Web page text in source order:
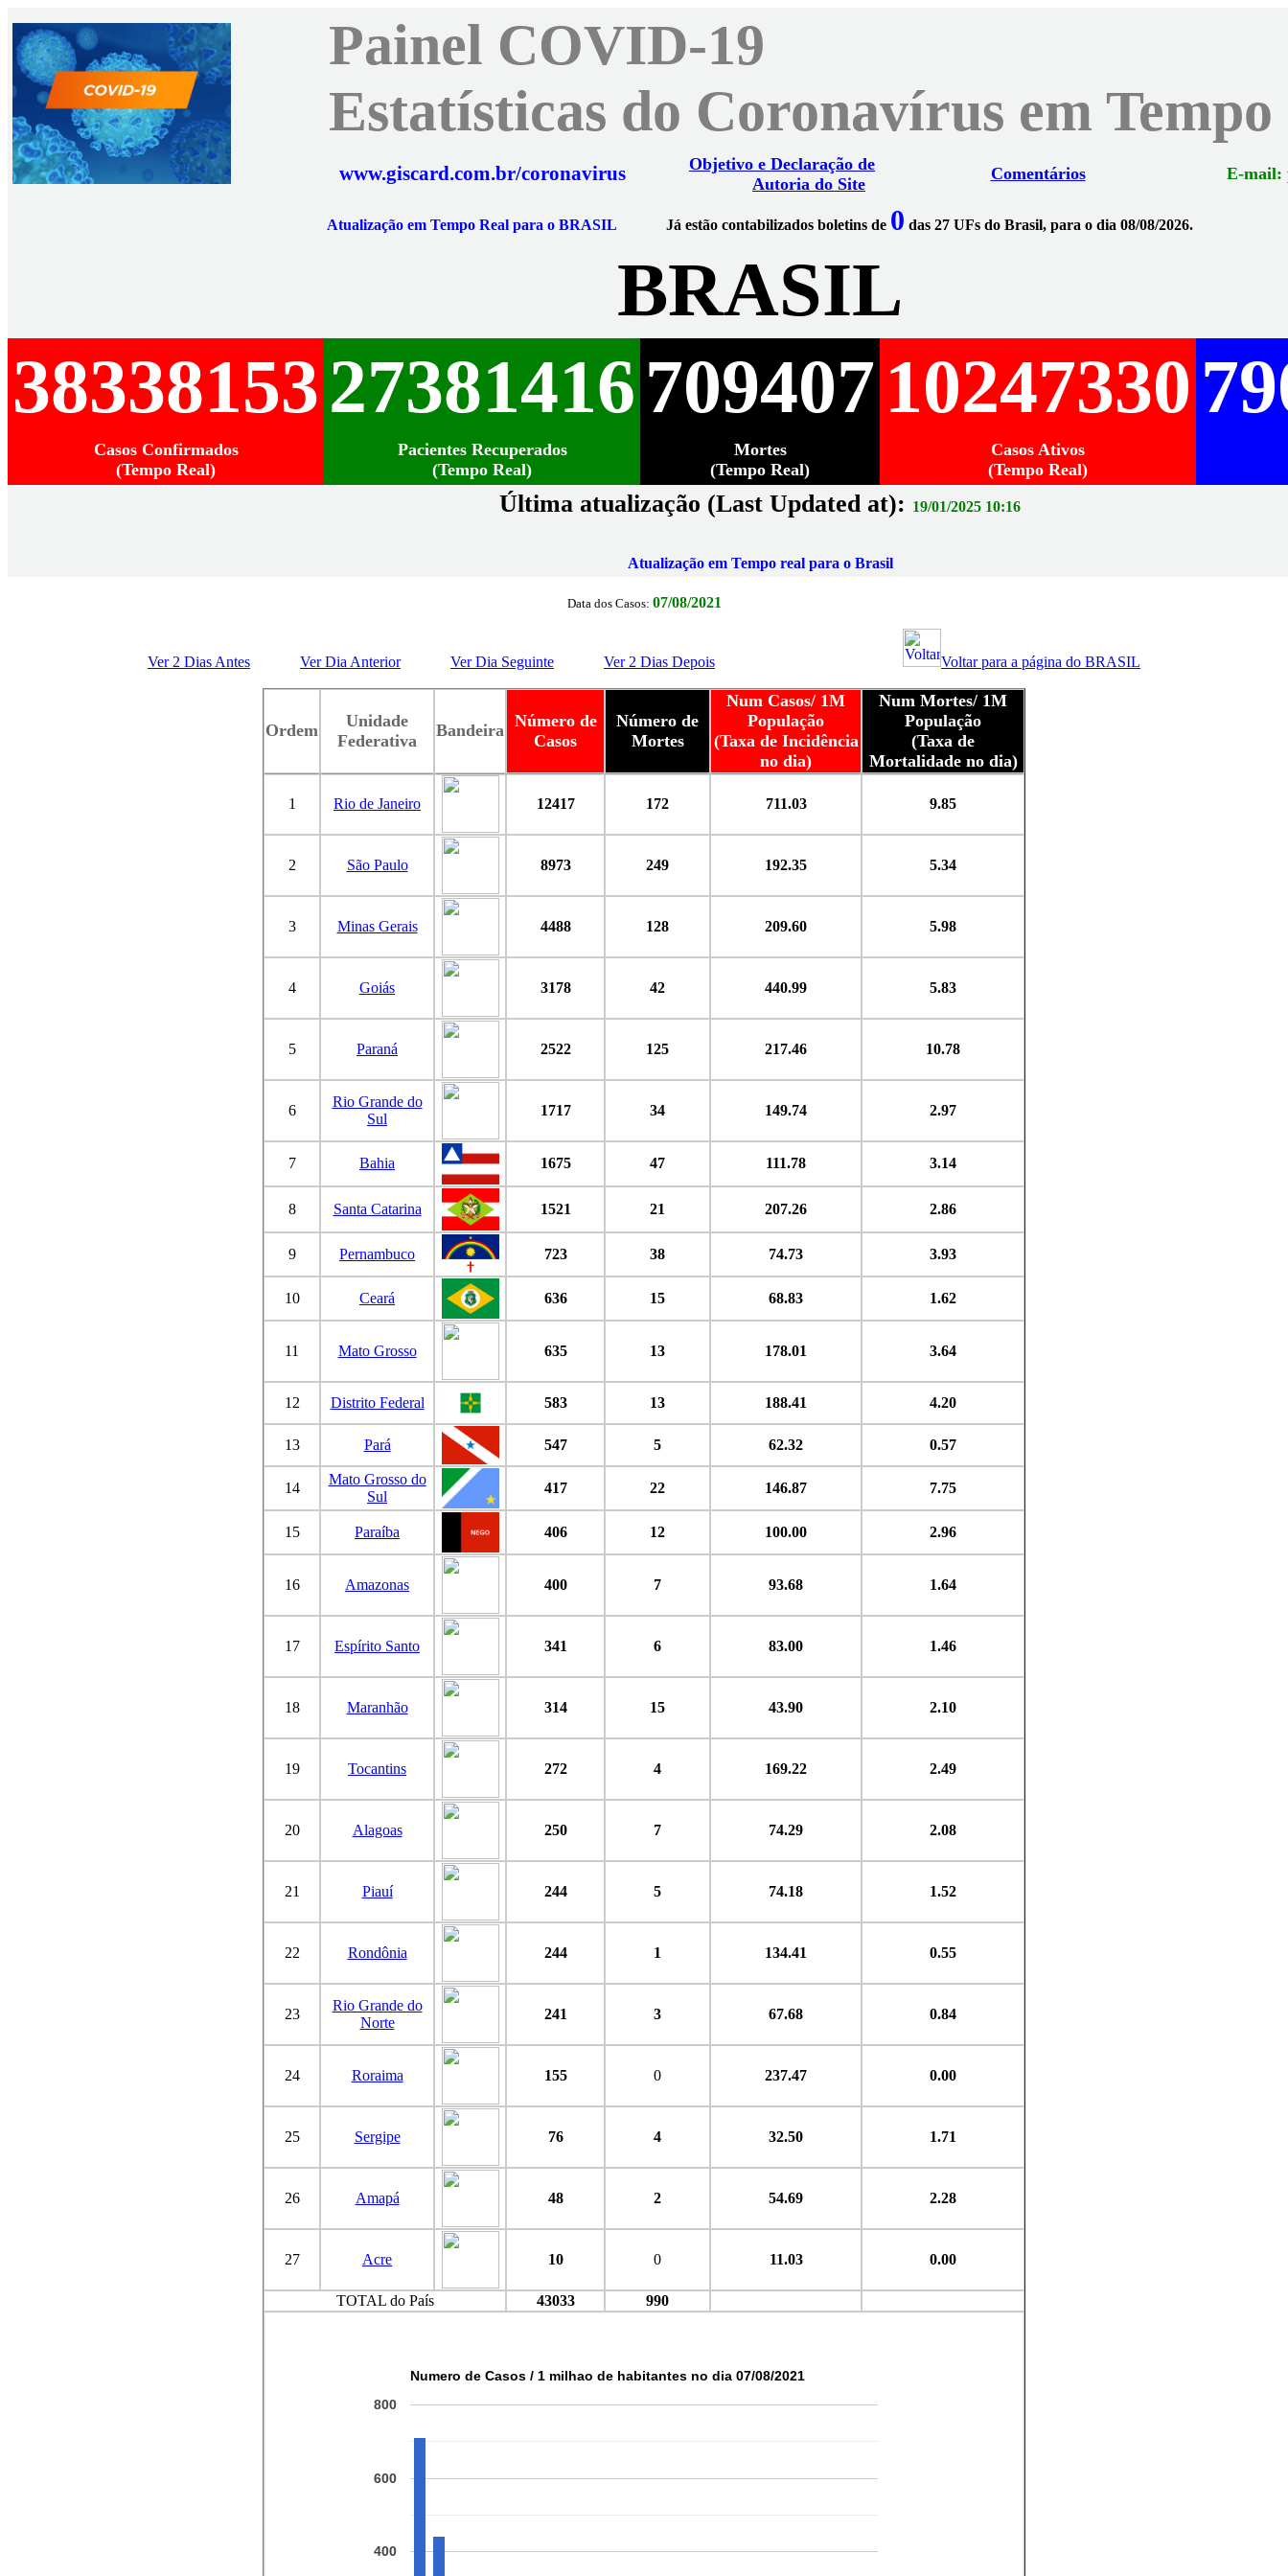
Painel COVID-19
Estatísticas do Coronavírus em Tempo
www.giscard.com.br/coronavirus
Objetivo e Declaração de
Autoria do Site
Comentários E-mail:
Atualização em Tempo Real para o BRASIL Já estão contabilizados boletins de 0 das 27 UFs do Brasil, para o dia 08/08/2026.
BRASIL
3833815327381416709407 10247330
Casos Confirmados
(Tempo Real)
Pacientes Recuperados
(Tempo Real)
Mortes
(Tempo Real)
Casos Ativos
(Tempo Real)
Última atualização (Last Updated at): 19/01/2025 10:16
Atualização em Tempo real para o Brasil
Data dos Casos: 07/08/2021
Ver 2 Dias Antes Ver Dia Anterior Ver Dia Seguinte Ver 2 Dias Depois Voltar para a página do BRASIL
Ordem
Unidade
Federativa
Bandeira Número de
Casos
Número de
Mortes
Num Casos/ 1M
População
(Taxa de Incidência
no dia)
Num Mortes/ 1M
População
(Taxa de
Mortalidade no dia)
1 Rio de Janeiro 12417 172 711.03 9.85
2 São Paulo 8973 249 192.35 5.34
3 Minas Gerais 4488 128 209.60 5.98
4 Goiás 3178 42 440.99 5.83
5 Paraná 2522 125 217.46 10.78
6
Rio Grande do
Sul
1717 34 149.74 2.97
7 Bahia 1675 47 111.78 3.14
8 Santa Catarina 1521 21 207.26 2.86
9 Pernambuco 723 38 74.73 3.93
10 Ceará 636 15 68.83 1.62
11 Mato Grosso 635 13 178.01 3.64
12 Distrito Federal 583 13 188.41 4.20
13 Pará 547 5 62.32 0.57
14
Mato Grosso do
Sul
417 22 146.87 7.75
15 Paraíba 406 12 100.00 2.96
16 Amazonas 400 7 93.68 1.64
17 Espírito Santo 341 6 83.00 1.46
18 Maranhão 314 15 43.90 2.10
19 Tocantins 272 4 169.22 2.49
20 Alagoas 250 7 74.29 2.08
21 Piauí 244 5 74.18 1.52
22 Rondônia 244 1 134.41 0.55
23
Rio Grande do
Norte
241 3 67.68 0.84
24 Roraima 155 0 237.47 0.00
25 Sergipe 76 4 32.50 1.71
26 Amapá 48 2 54.69 2.28
27 Acre 10 0 11.03 0.00
TOTAL do País 43033 990
Numero de Casos / 1 milhao de habitantes no dia 07/08/2021
400
600
800